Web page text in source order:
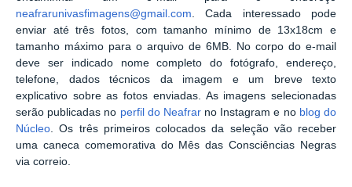
neafrarunivasfimagens@gmail.com . Cada interessado pode
enviar até três fotos, com tamanho mínimo de 13x18cm e
tamanho máximo para o arquivo de 6MB. No corpo do e-mail
deve ser indicado nome completo do fotógrafo, endereço,
telefone, dados técnicos da imagem e um breve texto
explicativo sobre as fotos enviadas. As imagens selecionadas
serão publicadas no perfil do Neafrarno Instagram e no blog do
Núcleo . Os três primeiros colocados da seleção vão receber
uma caneca comemorativa do Mês das Consciências Negras
via correio.